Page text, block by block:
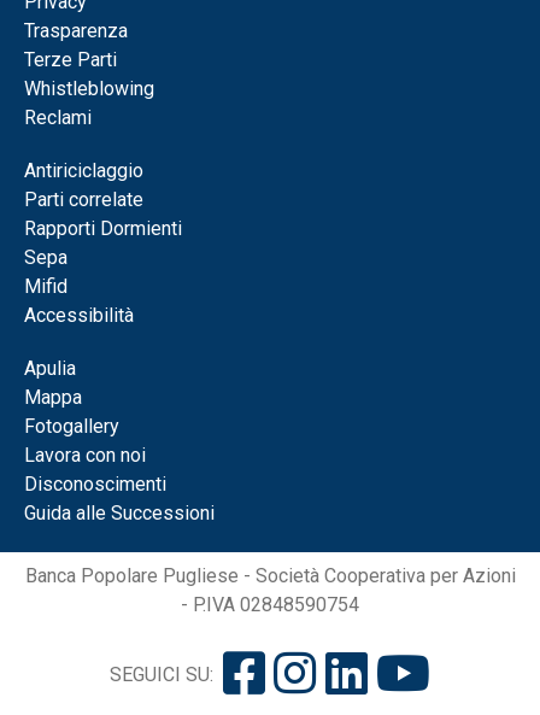
Trasparenza
Terze Parti
Whistleblowing
Reclami
Antiriciclaggio
Parti correlate
Rapporti Dormienti
Sepa
Mifid
Accessibilità
Apulia
Mappa
Fotogallery
Lavora con noi
Disconoscimenti
Guida alle Successioni
Banca Popolare Pugliese - Società Cooperativa per Azioni
- P.IVA 02848590754
SEGUICI SU: